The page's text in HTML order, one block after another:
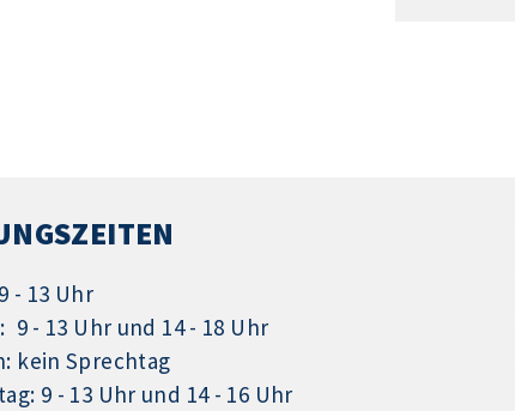
- 13 Uhr
9 - 13 Uhr und 14 - 18 Uhr
kein Sprechtag
9 - 13 Uhr und 14 - 16 Uhr